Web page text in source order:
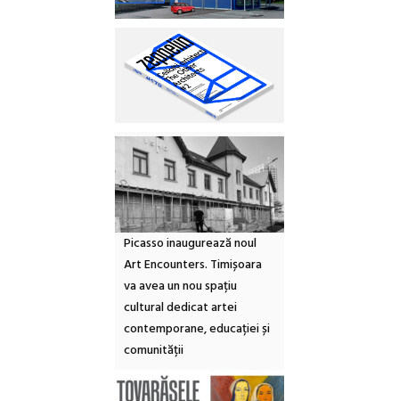
Picasso inaugurează noul
Art Encounters. Timișoara
va avea un nou spațiu
cultural dedicat artei
contemporane, educației și
comunității